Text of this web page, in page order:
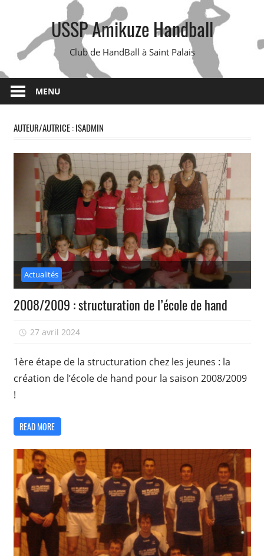
USSP Amikuze Handball
Club de HandBall à Saint Palais
MENU
AUTEUR/AUTRICE :ISADMIN
Actualités
2008/2009 : structuration de l’école de hand
27 avril 2024
1ère étape de la structuration chez les jeunes : la
création de l’école de hand pour la saison 2008/2009
!
READ MORE